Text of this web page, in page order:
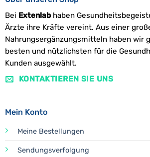
Bei Extenlabhaben
Ärzte ihre Kräfte vereint. Aus einer
Nahrungsergänzungsmitteln haben wir
besten und nützlichsten für die
Kunden ausgewählt.
KONTAKTIEREN SIE UNS
Mein Konto
Meine Bestellungen
Sendungsverfolgung